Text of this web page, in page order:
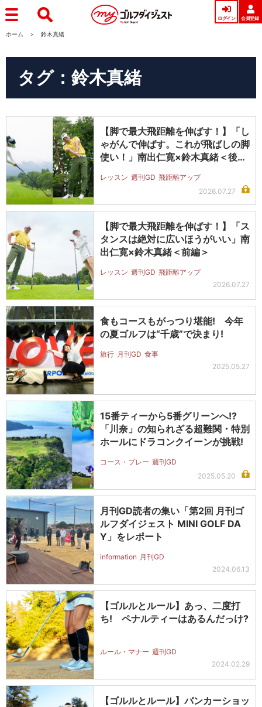
ログイン 会員登録
ホーム 鈴木真緒
タグ：鈴木真緒
【脚で最大飛距離を伸ばす！】「し
ゃがんで伸ばす。これが飛ばしの脚
使い！」南出仁寛×鈴木真緒＜後編
レッスン 週刊GD 飛距離アップ
2026.07.27
【脚で最大飛距離を伸ばす！】「ス
タンスは絶対に広いほうがいい」南
出仁寛×鈴木真緒＜前編＞
レッスン 週刊GD 飛距離アップ
2026.07.27
食もコースもがっつり堪能! 今年
の夏ゴルフは“千歳”で決まり!
旅行 月刊GD 食事
2025.05.27
15番ティーから5番グリーンへ!?
「川奈」の知られざる超難関・特別
ホールにドラコンクイーンが挑戦!
コース・プレー 週刊GD
2025.05.20
月刊GD読者の集い「第2回 月刊ゴ
ルフダイジェスト MINI GOLF DA
Y」をレポート
information 月刊GD
2024.06.13
【ゴルルとルール】あっ、二度打
ち! ペナルティーはあるんだっけ?
ルール・マナー 週刊GD
2024.02.29
【ゴルルとルール】バンカーショッ